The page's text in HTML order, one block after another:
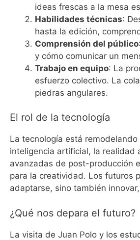
ideas frescas a la mesa
Habilidades técnicas:
hasta la edición,
Comprensión del público
y cómo comunicar un
Trabajo en equipo: La
esfuerzo colectivo. La
piedras angulares.
El rol de la tecnología
La tecnología está
inteligencia artificial, la realidad
avanzadas de post-producción
para la creatividad. Los futuros
adaptarse, sino también
¿Qué nos depara el futuro?
La visita de Juan Polo y los